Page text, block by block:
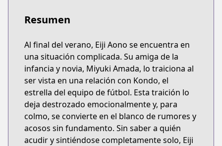
Resumen
Al final del verano, Eiji Aono se encuentra en
una situación complicada. Su amiga de la
infancia y novia, Miyuki Amada, lo traiciona al
ser vista en una relación con Kondo, el
estrella del equipo de fútbol. Esta traición lo
deja destrozado emocionalmente y, para
colmo, se convierte en el blanco de rumores y
acosos sin fundamento. Sin saber a quién
acudir y sintiéndose completamente solo, Eiji